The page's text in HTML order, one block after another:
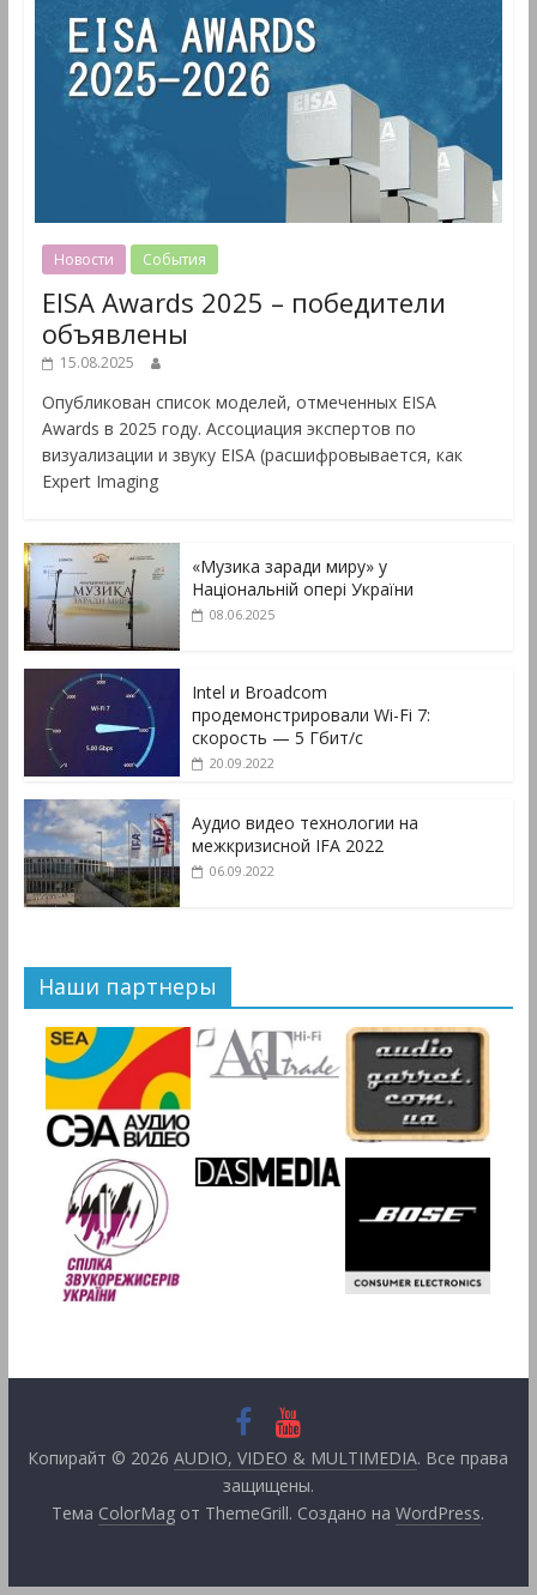
Новости События
EISA Awards 2025 – победители
объявлены
15.08.2025
Опубликован список моделей, отмеченных EISA
Awards в 2025 году. Ассоциация экспертов по
визуализации и звуку EISA (расшифровывается, как
Expert Imaging
«Музика заради миру» у
Національній опері України
08.06.2025
Intel и Broadcom
продемонстрировали Wi-Fi 7:
скорость — 5 Гбит/с
20.09.2022
Аудио видео технологии на
межкризисной IFA 2022
06.09.2022
Наши партнеры
Копирайт © 2026AUDIO, VIDEO & MULTIMEDIA. Все права
защищены.
Тема ColorMag от ThemeGrill. Создано наWordPress.